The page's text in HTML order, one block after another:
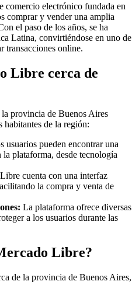
comercio electrónico fundada en
comprar y vender una amplia
el paso de los años, se ha
Latina, convirtiéndose en uno de
transacciones online.
Libre cerca de
provincia de Buenos Aires
habitantes de la región:
usuarios pueden encontrar una
plataforma, desde tecnología
cuenta con una interfaz
la compra y venta de
La plataforma ofrece diversas
a los usuarios durante las
Libre?
de la provincia de Buenos Aires,